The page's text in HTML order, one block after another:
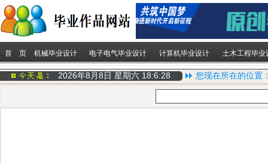
首 页 机械毕业设计 电子电气毕业设计 计算机毕业设计 土木工程毕业
2026年8月8日 星期六 18:6:30 您现在所在的位置